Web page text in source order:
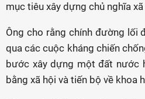
mục tiêu xây dựng chủ nghĩa xã
Ông cho rằng chính đường lối
qua các cuộc kháng chiến
bước xây dựng một đất nước
bằng xã hội và tiến bộ về khoa